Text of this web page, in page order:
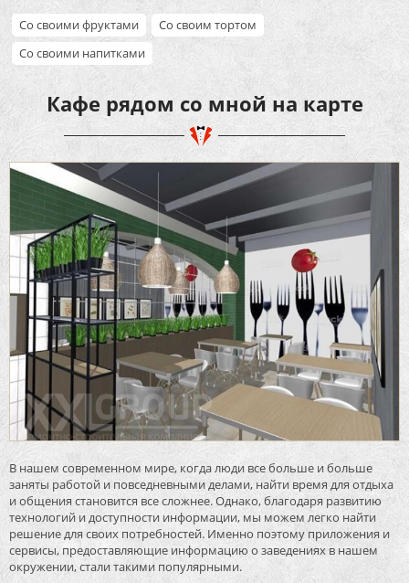
Со своими фруктами
Со своим тортом
Со своими напитками
Кафе рядом со мной на карте
В нашем современном мире, когда люди все больше и больше
заняты работой и повседневными делами, найти время для отдыха
и общения становится все сложнее. Однако, благодаря развитию
технологий и доступности информации, мы можем легко найти
решение для своих потребностей. Именно поэтому приложения и
сервисы, предоставляющие информацию о заведениях в нашем
окружении, стали такими популярными.